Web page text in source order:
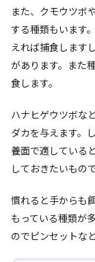
また、クモウツボ
する種類もいます
えれば捕食します
があります。また
食します。
ハナヒゲウツボな
ダカを与えます。
養面で適している
しておきたいもので
慣れると手からも
もっている種類が
のでピンセットな